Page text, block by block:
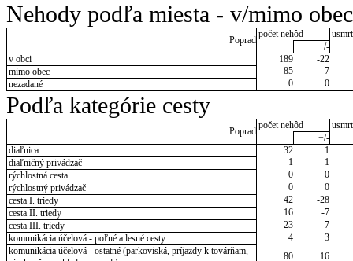
Nehody podľa miesta - v/mimo obec
Poprad
počet nehôd
+/-
v obci
189
-22
mimo obec
85
-7
nezadané
0 0
Podľa kategórie cesty
Poprad
počet nehôd
+/-
diaľnica
32
1
diaľničný privádzač
1
1
rýchlostná cesta
0
0
rýchlostný privádzač
0
0
cesta I. triedy
42
-28
cesta II. triedy
16
-7
cesta III. triedy
23
-7
komunikácia účelová - poľné a lesné cesty
4
3
komunikácia účelová - ostatné (parkoviská, príjazdy k továrňam,
80
16